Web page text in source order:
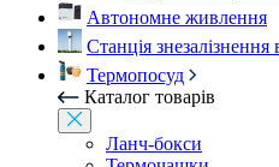
Автономне живлення
Станція
Термопосуд
Каталог товарів
Ланч-бокси